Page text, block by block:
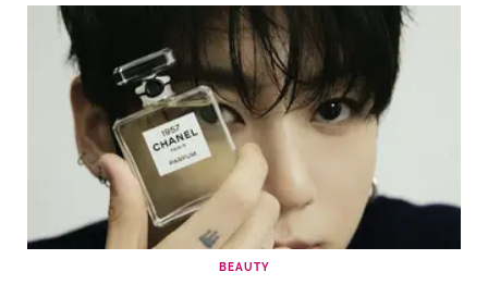
BEAUTY